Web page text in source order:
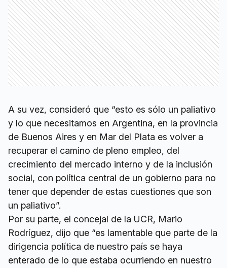
A su vez, consideró que “esto es sólo un paliativo
y lo que necesitamos en Argentina, en la provincia
de Buenos Aires y en Mar del Plata es volver a
recuperar el camino de pleno empleo, del
crecimiento del mercado interno y de la inclusión
social, con política central de un gobierno para no
tener que depender de estas cuestiones que son
un paliativo”.
Por su parte, el concejal de la UCR, Mario
Rodríguez, dijo que “es lamentable que parte de la
dirigencia política de nuestro país se haya
enterado de lo que estaba ocurriendo en nuestro